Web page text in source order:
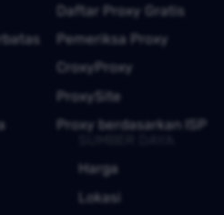
Daftar Proxy Gratis
Pemeriksa Proxy
CroxyProxy
ProxySite
Proxy berdasarkan ISP
Harga
Lokasi